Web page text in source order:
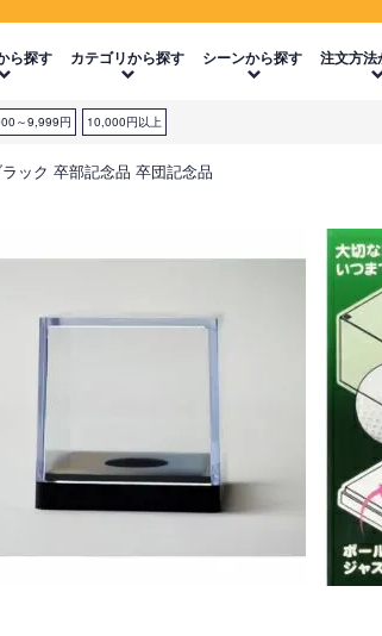
ら探す カテゴリから探す シーンから探す 注文方法
～9,999円 10,000円以上
ック 卒部記念品 卒団記念品